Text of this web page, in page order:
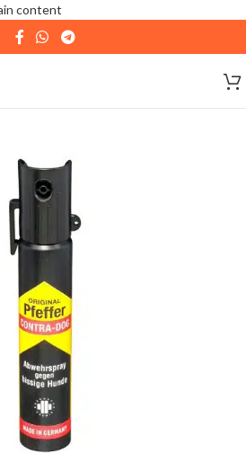
content
|In perioada11 August - 18